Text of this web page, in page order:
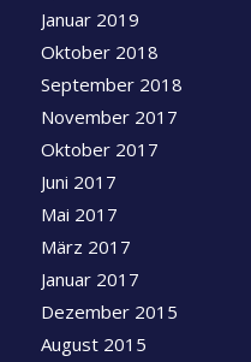
Januar 2019
Oktober 2018
September 2018
November 2017
Oktober 2017
Juni 2017
Mai 2017
März 2017
Januar 2017
Dezember 2015
August 2015